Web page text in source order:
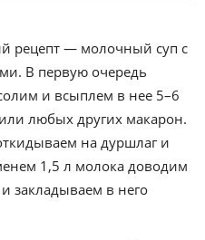
рецепт — молочный суп с
В первую очередь
и всыплем в нее 5–6
любых других макарон.
на дуршлаг и
1,5 л молока доводим
закладываем в него